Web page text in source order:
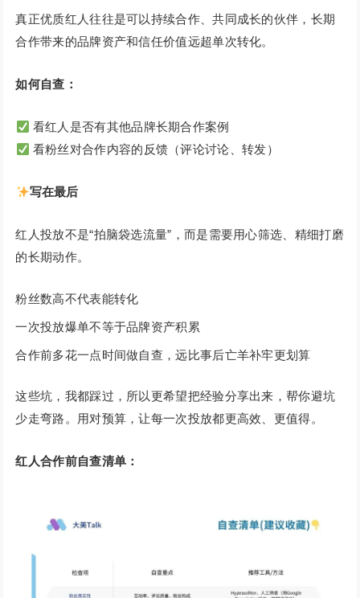
真正优质红人往往是可以持续合作、共同成长的伙伴，长期
合作带来的品牌资产和信任价值远超单次转化。
如何自查：
看红人是否有其他品牌长期合作案例
看粉丝对合作内容的反馈（评论讨论、转发）
写在最后
红人投放不是“拍脑袋选流量”，而是需要用心筛选、精细打磨
的长期动作。
粉丝数高不代表能转化
一次投放爆单不等于品牌资产积累
合作前多花一点时间做自查，远比事后亡羊补牢更划算
这些坑，我都踩过，所以更希望把经验分享出来，帮你避坑
少走弯路。用对预算，让每一次投放都更高效、更值得。
红人合作前自查清单：